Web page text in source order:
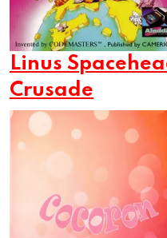
Linus
Crusade